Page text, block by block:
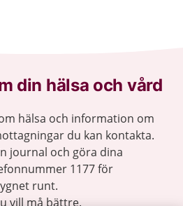
din hälsa och vård
hälsa och information om
du kan kontakta.
journal och göra dina
1177 för
runt.
vill må bättre.